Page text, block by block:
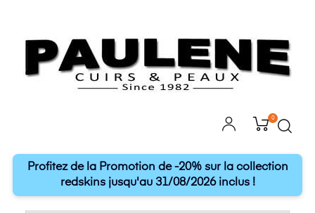
0
Profitez de la Promotion de -20% sur la collection
redskins jusqu'au 31/08/2026 inclus !